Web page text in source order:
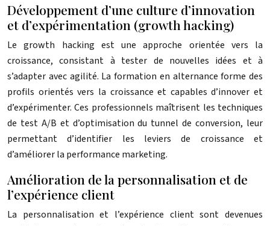
Développement d’une culture d’innovation
et d’expérimentation (growth hacking)
Le growth hacking est une approche orientée vers la
croissance, consistant à tester de nouvelles idées et à
s’adapter avec agilité. La formation en alternance forme des
profils orientés vers la croissance et capables d’innover et
d’expérimenter. Ces professionnels maîtrisent les techniques
de test A/B et d’optimisation du tunnel de conversion, leur
permettant d’identifier les leviers de croissance et
d’améliorer la performance marketing.
Amélioration de la personnalisation et de
l’expérience client
La personnalisation et l’expérience client sont devenues